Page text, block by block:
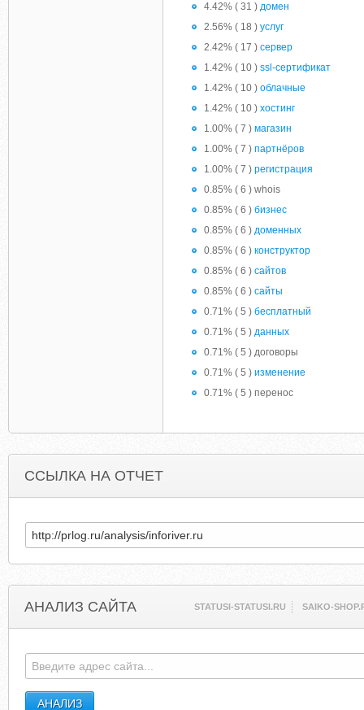
4.42% ( 31 ) домен
2.56% ( 18 ) услуг
2.42% ( 17 ) сервер
1.42% ( 10 ) ssl-сертификат
1.42% ( 10 ) облачные
1.42% ( 10 ) хостинг
1.00% ( 7 ) магазин
1.00% ( 7 ) партнёров
1.00% ( 7 ) регистрация
0.85% ( 6 ) whois
0.85% ( 6 ) бизнес
0.85% ( 6 ) доменных
0.85% ( 6 ) конструктор
0.85% ( 6 ) сайтов
0.85% ( 6 ) сайты
0.71% ( 5 ) бесплатный
0.71% ( 5 ) данных
0.71% ( 5 ) договоры
0.71% ( 5 ) изменение
0.71% ( 5 ) перенос
ССЫЛКА НА ОТЧЕТ
АНАЛИЗ САЙТА STATUSI-STATUSI.RU SAIKO-